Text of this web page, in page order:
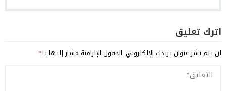
اترك تعليق
لن يتم نشر عنوان بريدك الإلكتروني. الحقول الإلزامية مشار إليها بـ*